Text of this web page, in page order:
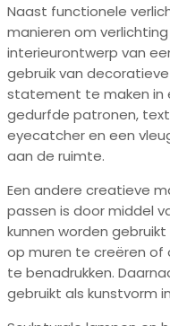
Naast functionele
manieren om
interieurontwerp van
gebruik van
statement te maken in
gedurfde patronen,
eyecatcher en een
aan de ruimte.
Een andere creatieve
passen is door middel
kunnen worden
op muren te creëren of
te benadrukken.
gebruikt als kunstvorm